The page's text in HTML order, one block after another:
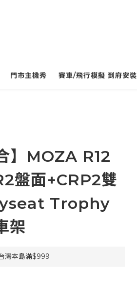
門市主機秀 賽車/飛行模擬 到府安裝
】MOZA R12
盤面+CRP2雙
Trophy
架
灣本島滿$999